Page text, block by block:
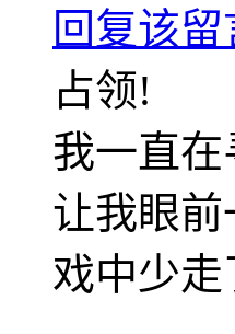
回复该留
占领!
我一直
让我眼
戏中少